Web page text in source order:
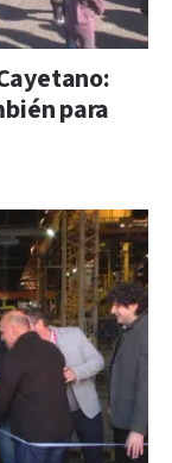
para